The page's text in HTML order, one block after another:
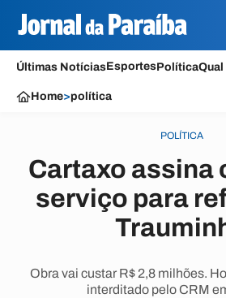
Últimas NotíciasEsportesPolíticaQual
Home>política
POLÍTICA
Cartaxo assina
serviço para
Obra vai custar R$ 2,8 milhões.
interditado pelo CRM